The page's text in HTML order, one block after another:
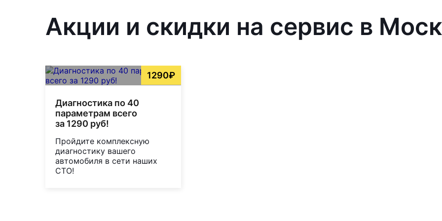
Акции и скидки на сервис в
1290₽
Диагностика по 40
параметрам всего
за 1290 руб!
Пройдите комплексную
диагностику вашего
автомобиля в сети наших
СТО!